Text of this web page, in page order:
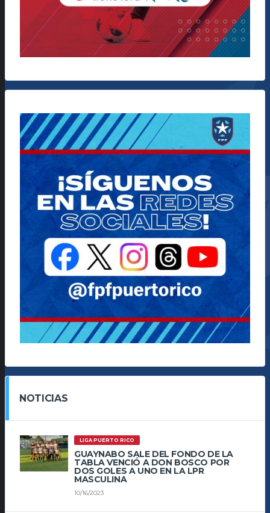
NOTICIAS
LIGA PUERTO RICO
GUAYNABO SALE DEL FONDO DE LA
TABLA VENCIÓ A DON BOSCO POR
DOS GOLES A UNO EN LA LPR
MASCULINA
10/16/2023